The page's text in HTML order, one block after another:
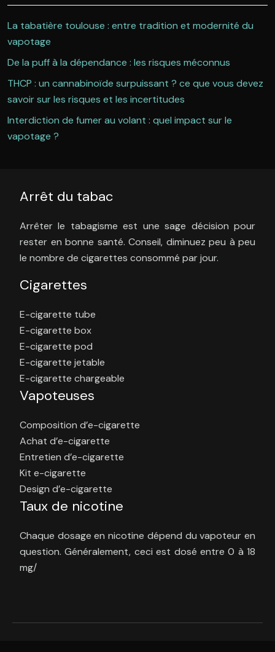
La tabatière toulouse : entre tradition et modernité du
vapotage
De la puff à la dépendance : les risques méconnus
THCP : un cannabinoïde surpuissant ? ce que vous devez
savoir sur les risques et les incertitudes
Interdiction de fumer au volant : quel impact sur le
vapotage ?
Arrêt du tabac
Arrêter le tabagisme est une sage décision pour
rester en bonne santé. Conseil, diminuez peu à peu
le nombre de cigarettes consommé par jour.
Cigarettes
E-cigarette tube
E-cigarette box
E-cigarette pod
E-cigarette jetable
E-cigarette chargeable
Vapoteuses
Composition d’e-cigarette
Achat d’e-cigarette
Entretien d’e-cigarette
Kit e-cigarette
Design d’e-cigarette
Taux de nicotine
Chaque dosage en nicotine dépend du vapoteur en
question. Généralement, ceci est dosé entre 0 à 18
mg/